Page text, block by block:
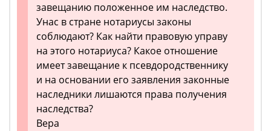
завещанию положенное им наследство.
Унас в стране нотариусы законы
соблюдают? Как найти правовую управу
на этого нотариуса? Какое отношение
имеет завещание к псевдородственнику
и на основании его заявления законные
наследники лишаются права получения
наследства?
Вера